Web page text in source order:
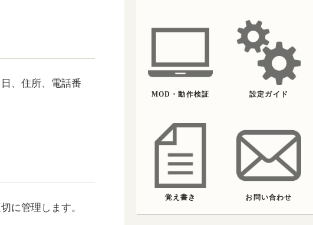
、住所、電話番
に管理します。
MOD・動作検証 設定ガイド
覚え書き お問い合わせ